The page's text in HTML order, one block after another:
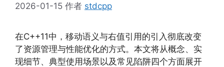
2026-01-15 作者 stdcpp
在C++11中，移动语义与右值引用的引入彻底改变
了资源管理与性能优化的方式。本文将从概念、实
现细节、典型使用场景以及常见陷阱四个方面展开